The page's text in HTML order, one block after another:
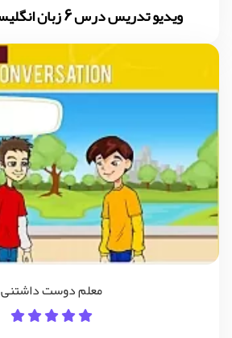
ویدیو تدریس درس 6 زبان انگلیسی نهم (کلیات)
معلم دوست داشتنی